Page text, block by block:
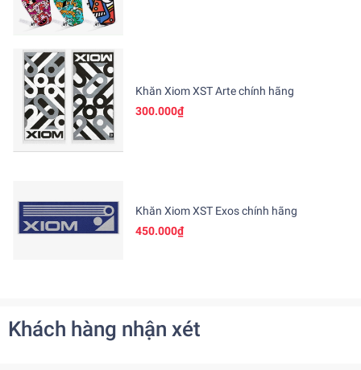
Khăn Xiom XST Arte chính hãng
300.000₫
Khăn Xiom XST Exos chính hãng
450.000₫
Khách hàng nhận xét